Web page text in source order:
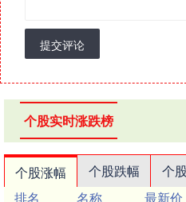
提交评论
个股实时涨跌榜
个股涨幅 个股跌幅 个
排名
名称 最新价